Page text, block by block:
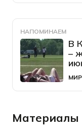
НАПОМИНАЕМ
В
–
МИР
Материалы